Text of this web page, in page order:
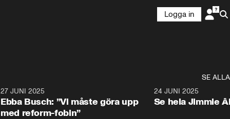
Logga in
SE ALLA
27 JUNI 2025
Ebba Busch: ”Vi måste göra upp
med reform-fobin”
24 JUNI 2025
Se hela Jimmie